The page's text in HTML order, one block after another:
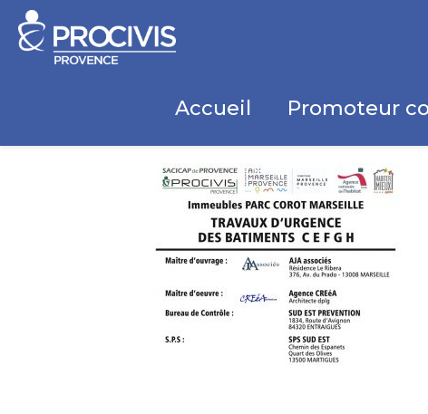
Accueil Promoteur